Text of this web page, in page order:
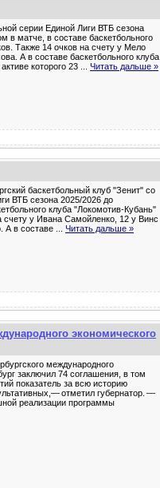
серии Единой Лиги ВТБ сезона
в матче, в составе баскетбольного
Также 14 очков на счету у Мело
А в составе баскетбольного клуба
которого 23
Читать дальше »
баскетбольный клуб "Зенит" со
ВТБ сезона 2025/2026 до
клуба "Локомотив-Кубань"
счету у Ивана Самойленко, 12 у Винс
А в составе
Читать дальше »
экономического
международного
заключил 74 соглашения, в том
показатель за всю историю
отметил губернатор. —
реализации программы